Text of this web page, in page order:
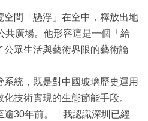
間「懸浮」在空中，釋放出地
共廣場。他形容這是一個「給
眾生活與藝術界限的藝術論
統，既是對中國玻璃歷史運用
技術實現的生態節能手段。
30年前。「我認識深圳已經